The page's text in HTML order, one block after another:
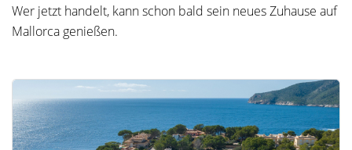
Wer jetzt handelt, kann schon bald sein neues Zuhause auf
Mallorca genießen.